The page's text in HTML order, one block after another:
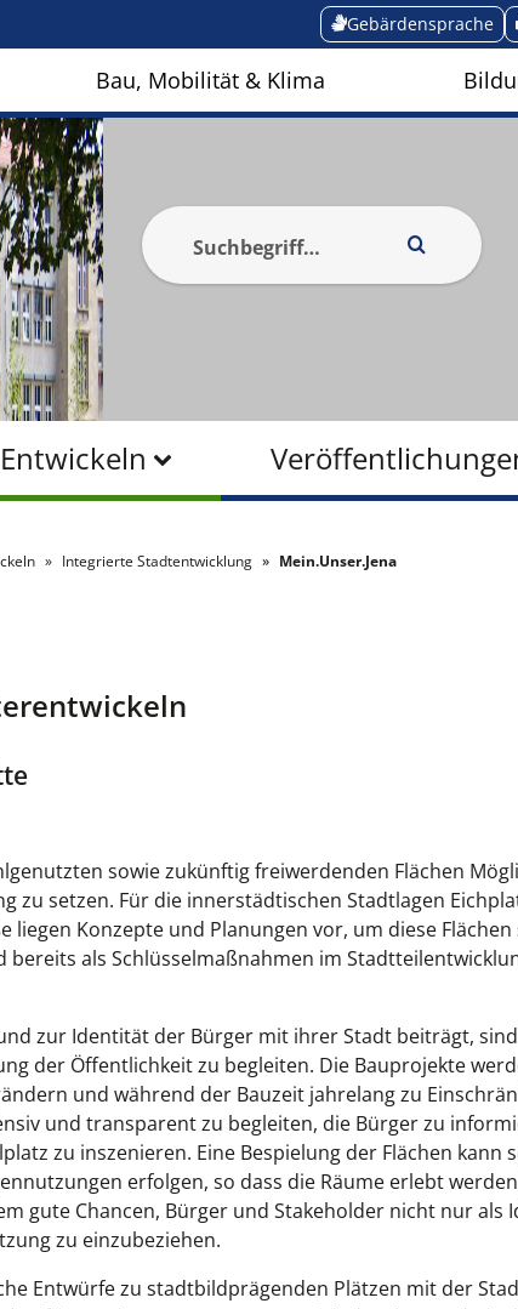
Gebärdensprache
Bau, Mobilität & Klima
Integrierte Stadtentwicklung Mein.Unser.Jena
sowie zukünftig freiwerdenden Flächen
zu setzen. Für die innerstädtischen Stadtlagen
liegen Konzepte und Planungen vor, um diese
als Schlüsselmaßnahmen im
zur Identität der Bürger mit ihrer Stadt beiträgt,
der Öffentlichkeit zu begleiten. Die Bauprojekte
und während der Bauzeit jahrelang zu
und transparent zu begleiten, die Bürger zu
zu inszenieren. Eine Bespielung der Flächen kann
erfolgen, so dass die Räume erlebt
gute Chancen, Bürger und Stakeholder nicht nur als
zu einzubeziehen.
Entwürfe zu stadtbildprägenden Plätzen mit der